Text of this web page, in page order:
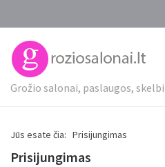
Grožio salonai, paslaugos,
Jūs esate čia: Prisijungimas
Prisijungimas